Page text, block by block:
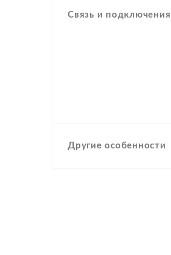
Связь и подключения
Другие особенности